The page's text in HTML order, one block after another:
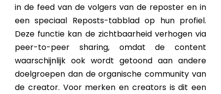
in de feed van de volgers van de reposter en in
een speciaal Reposts-tabblad op hun profiel.
Deze functie kan de zichtbaarheid verhogen via
peer-to-peer sharing, omdat de content
waarschijnlijk ook wordt getoond aan andere
doelgroepen dan de organische community van
de creator. Voor merken en creators is dit een